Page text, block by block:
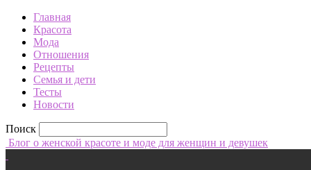
Главная
Красота
Мода
Отношения
Рецепты
Семья и дети
Тесты
Новости
Поиск
Блог о женской красоте и моде для женщин и девушек